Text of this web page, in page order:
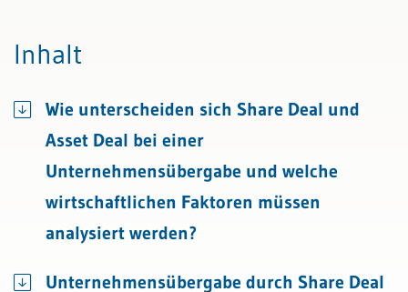
Inhalt
Wie unterscheiden sich Share Deal und
Asset Deal bei einer
Unternehmensübergabe und welche
wirtschaftlichen Faktoren müssen
analysiert werden?
Unternehmensübergabe durch Share Deal